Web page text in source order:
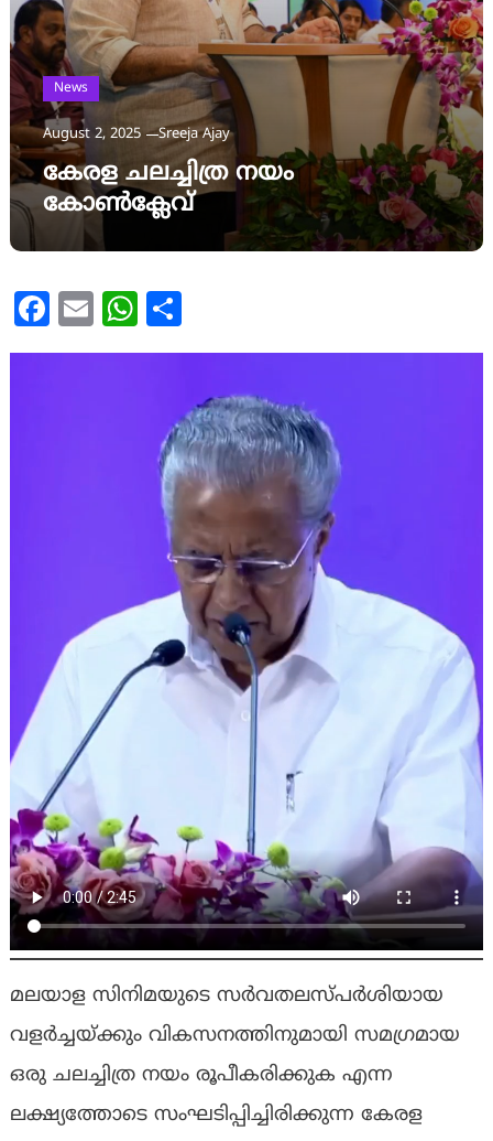
News
August 2, 2025 Sreeja Ajay
കേരള ചലച്ചിത്ര നയം
കോണ്‍ക്ലേവ്
Facebook
Email WhatsApp
മലയാള സിനിമയുടെ സര്‍വതലസ്പര്‍ശിയായ
വളര്‍ച്ചയ്ക്കും വികസനത്തിനുമായി സമഗ്രമായ
ഒരു ചലച്ചിത്ര നയം രൂപീകരിക്കുക എന്ന
ലക്ഷ്യത്തോടെ സംഘടിപ്പിച്ചിരിക്കുന്ന കേരള